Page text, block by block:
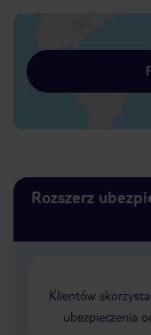
Rozszerz
Klientów
ubezpieczenia